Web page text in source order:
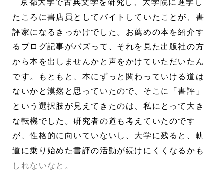
京都大学で古典文学を研究し、大学院に進学し
たころに書店員としてバイトしていたことが、書
評家になるきっかけでした。お薦めの本を紹介す
るブログ記事がバズって、それを見た出版社の方
から本を出しませんかと声をかけていただいたん
です。もともと、本にずっと関わっていける道は
ないかと漠然と思っていたので、そこに「書評」
という選択肢が見えてきたのは、私にとって大き
な転機でした。研究者の道も考えていたのです
が、性格的に向いていないし、大学に残ると、軌
道に乗り始めた書評の活動が続けにくくなるかも
しれないなと。